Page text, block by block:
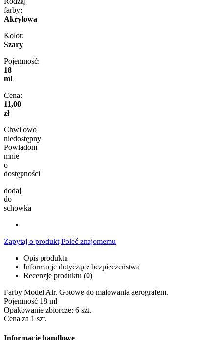
farby:
Akrylowa
Kolor:
Szary
Pojemność:
18
ml
Cena:
11,00
zł
Chwilowo
niedostępny
Powiadom
mnie
o
dostępności
dodaj
do
schowka
Zapytaj o produkt Poleć znajomemu
Opis produktu
Informacje dotyczące bezpieczeństwa
Recenzje produktu (0)
Farby Model Air. Gotowe do malowania aerografem.
Pojemność 18 ml
Opakowanie zbiorcze: 6 szt.
Cena za 1 szt.
Informacje handlowe